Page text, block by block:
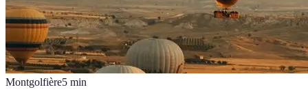
Montgolfière5 min